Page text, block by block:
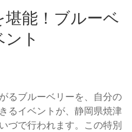
能！ブルーベ
ト
るブルーベリーを、自分の
るイベントが、静岡県焼津
づで行われます。この特別